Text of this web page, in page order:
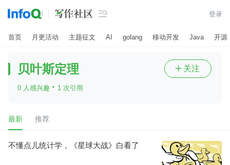
 登录
首页 月更活动 主题征文 AI golang 移动开发 Java 开源
贝叶斯定理
0 人感兴趣 · 1 次引用
 关注
最新 推荐
不懂点儿统计学，《星球大战》白看了